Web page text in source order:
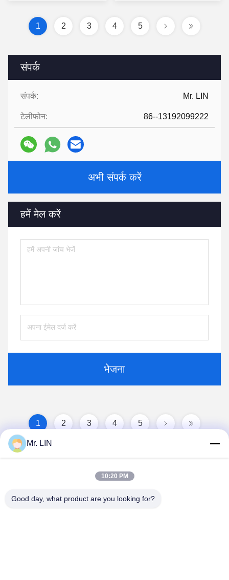
संपर्क
संपर्क: Mr. LIN
टेलीफोन: 86--13192099222
अभी संपर्क करें
हमें मेल करें
भेजना
1 2 3 4 5
1 2 3 4 5
Mr. LIN
10:20 PM
Good day, what product are you looking for?